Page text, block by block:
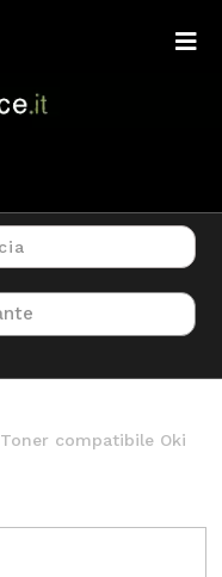
Toner compatibile Oki